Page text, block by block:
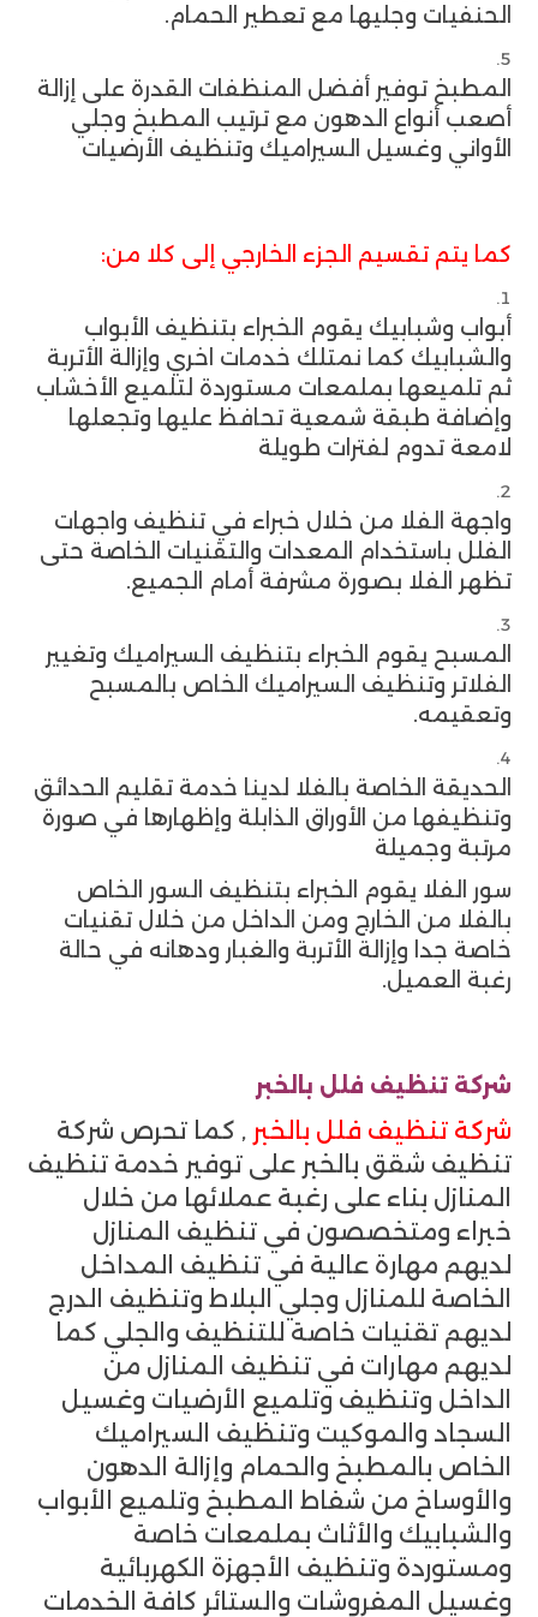
الحنفيات وجليها مع تعطير الحمام.
المطبخ توفير أفضل المنظفات القدرة على إزالة
أصعب أنواع الدهون مع ترتيب المطبخ وجلي
الأواني وغسيل السيراميك وتنظيف الأرضيات
كما يتم تقسيم الجزء الخارجي إلى كلا من:
أبواب وشبابيك يقوم الخبراء بتنظيف الأبواب
والشبابيك كما نمتلك خدمات اخري وإزالة الأتربة
ثم تلميعها بملمعات مستوردة لتلميع الأخشاب
وإضافة طبقة شمعية تحافظ عليها وتجعلها
لامعة تدوم لفترات طويلة
واجهة الفلا من خلال خبراء في تنظيف واجهات
الفلل باستخدام المعدات والتقنيات الخاصة حتى
تظهر الفلا بصورة مشرفة أمام الجميع.
المسبح يقوم الخبراء بتنظيف السيراميك وتغيير
الفلاتر وتنظيف السيراميك الخاص بالمسبح
وتعقيمه.
الحديقة الخاصة بالفلا لدينا خدمة تقليم الحدائق
وتنظيفها من الأوراق الذابلة وإظهارها في صورة
مرتبة وجميلة
سور الفلا يقوم الخبراء بتنظيف السور الخاص
بالفلا من الخارج ومن الداخل من خلال تقنيات
خاصة جدا وإزالة الأتربة والغبار ودهانه في حالة
رغبة العميل.
شركة تنظيف فلل بالخبر
شركة تنظيف فلل بالخبر , كما تحرص شركة
تنظيف شقق بالخبر على توفير خدمة تنظيف
المنازل بناء على رغبة عملائها من خلال
خبراء ومتخصصون في تنظيف المنازل
لديهم مهارة عالية في تنظيف المداخل
الخاصة للمنازل وجلي البلاط وتنظيف الدرج
لديهم تقنيات خاصة للتنظيف والجلي كما
لديهم مهارات في تنظيف المنازل من
الداخل وتنظيف وتلميع الأرضيات وغسيل
السجاد والموكيت وتنظيف السيراميك
الخاص بالمطبخ والحمام وإزالة الدهون
والأوساخ من شفاط المطبخ وتلميع الأبواب
والشبابيك والأثاث بملمعات خاصة
ومستوردة وتنظيف الأجهزة الكهربائية
وغسيل المفروشات والستائر كافة الخدمات